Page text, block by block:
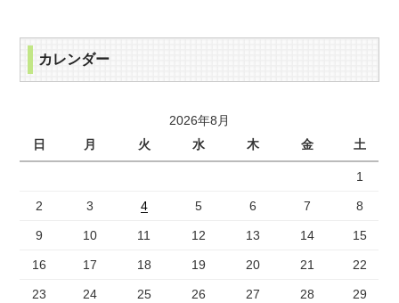
カレンダー
2026年8月
日
月 火 水 木 金 土
1
2 3 4 5 6 7 8
9 10 11 12 13 14 15
16 17 18 19 20 21 22
23 24 25 26 27 28 29